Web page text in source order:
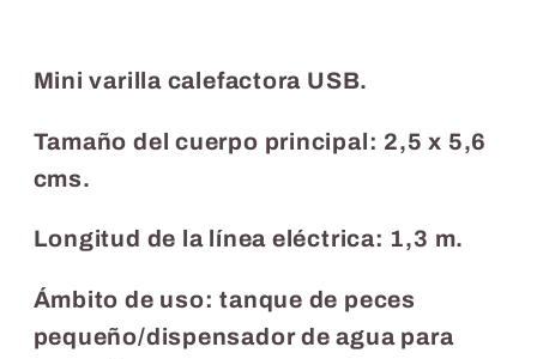
Mini varilla calefactora USB.
Tamaño del cuerpo principal: 2,5 x 5,6
cms.
Longitud de la línea eléctrica: 1,3 m.
Ámbito de uso: tanque de peces
pequeño/dispensador de agua para